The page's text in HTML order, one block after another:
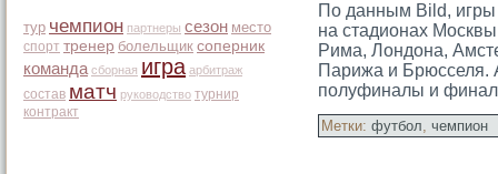
тур чемпион партнеры сезон место
спорт тренер болельщик соперник
команда сборная игра арбитраж
состав матч руководство турнир
контракт
По данным Bild,
на стадионах
Рима, Лондона,
Парижа и Брюсселя.
полуфиналы и
Метки: футбол, чемпион